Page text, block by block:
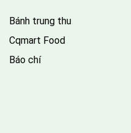
Bánh trung thu
Cqmart Food
Báo chí